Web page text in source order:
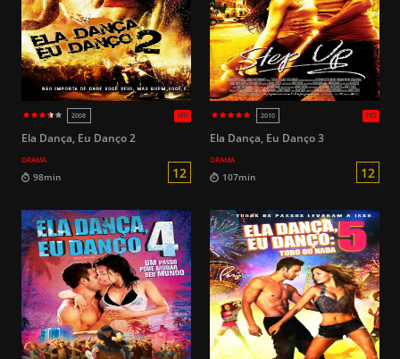
2016
97min 14 93min
Ela Dança, Eu Danço 2
DRAMA
Ela Dança, Eu Danço 3
DRAMA